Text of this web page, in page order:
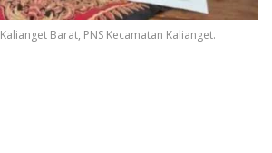
Barat, PNS Kecamatan Kalianget.